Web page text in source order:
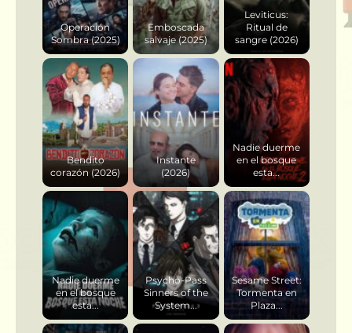
Operación
Sombra (2025)
Emboscada
salvaje (2025)
Leviticus:
Ritual de
sangre (2026)
Bendito
corazón (2026)
Instante
(2026)
Nadie duerme
en el bosque
esta...
Nadie duerme
en el bosque
esta...
Psycho-Pass
Sinners of the
System...
Sesame Street:
Tormenta en
Plaza...